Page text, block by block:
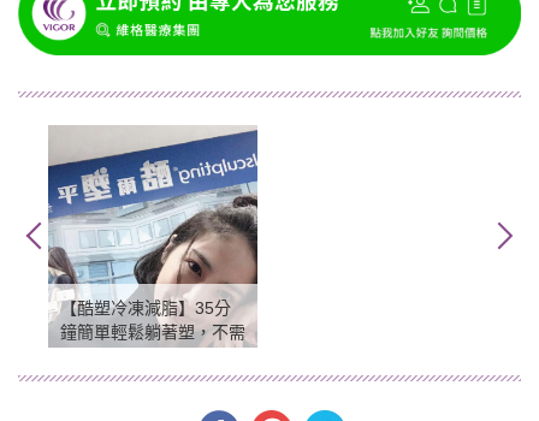
【酷塑冷凍減脂】35分
鐘簡單輕鬆躺著塑，不需
肉！